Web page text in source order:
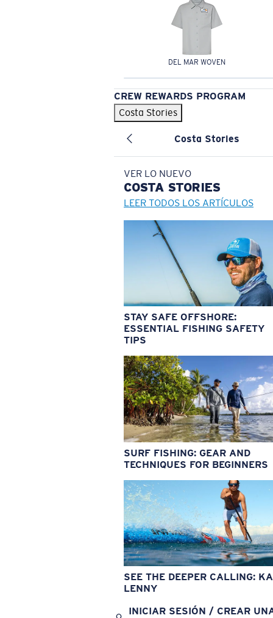
DEL MAR WOVEN
CREW REWARDS PROGRAM
Costa Stories
Costa Stories
VER LO NUEVO
COSTA STORIES
LEER TODOS LOS ARTÍCULOS
STAY SAFE OFFSHORE:
ESSENTIAL FISHING SAFETY
TIPS
SURF FISHING: GEAR AND
TECHNIQUES FOR BEGINNERS
SEE THE DEEPER CALLING:
LENNY
INICIAR SESIÓN / CREAR